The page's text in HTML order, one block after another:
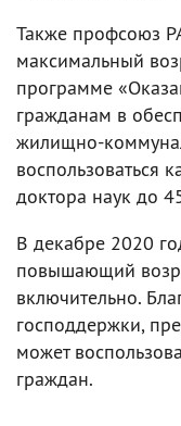
Также профсоюз
максимальный
программе
гражданам в
жилищно-
воспользоваться
доктора наук до
В декабре 2020
повышающий
включительно.
господдержки,
может
граждан.